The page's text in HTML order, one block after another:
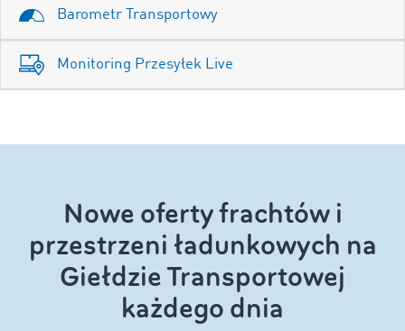
Barometr Transportowy
Monitoring Przesyłek Live
Nowe oferty frachtów i
przestrzeni ładunkowych na
Giełdzie Transportowej
każdego dnia